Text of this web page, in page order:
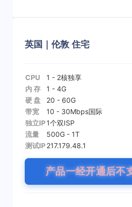
英国｜伦敦 住宅
CPU 1 - 2核独享
内 存
1 - 4G
硬 盘
20 - 60G
带宽
10 - 30Mbps国际
独立IP1个双ISP
流量
500G - 1T
测试IP217.179.48.1
产品一经开通后不